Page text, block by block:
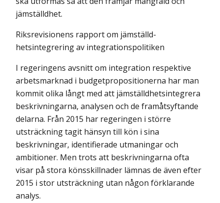
jämställdhet.
Riksrevisionens rapport om jämställd-
hetsintegrering av integrationspolitiken
I regeringens avsnitt om integration respektive
arbetsmarknad i budgetpropositionerna har man
kommit olika långt med att jämställdhetsintegrera
beskrivningarna, analysen och de framåtsyftande
delarna. Från 2015 har regeringen i större
utsträckning tagit hänsyn till kön i sina
beskrivningar, identifierade utmaningar och
ambitioner. Men trots att beskrivningarna ofta
visar på stora könsskillnader lämnas de även efter
2015 i stor utsträckning utan någon förklarande
analys.